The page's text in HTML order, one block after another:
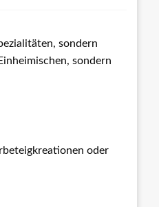
sondern
sondern
oder